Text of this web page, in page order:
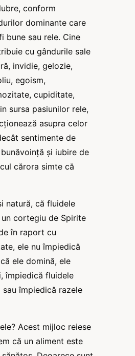
conform
dominante care
bune sau rele. Cine
cu gândurile sale
invidie, gelozie,
egoism,
cupiditate,
sursa pasiunilor rele,
asupra celor
sentimente de
și iubire de
cărora simte că
natură, că fluidele
cortegiu de Spirite
în raport cu
ele nu împiedică
ele domină, ele
împiedică fluidele
împiedică razele
Acest mijloc reiese
că un aliment este